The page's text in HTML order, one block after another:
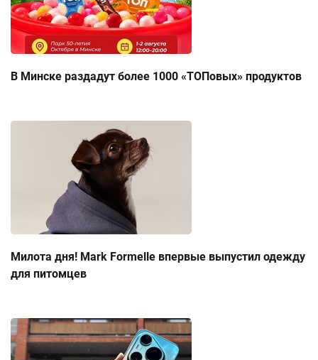
В Минске раздадут более 1000 «ТОПовых» продуктов
Милота дня! Mark Formelle впервые выпустил одежду
для питомцев